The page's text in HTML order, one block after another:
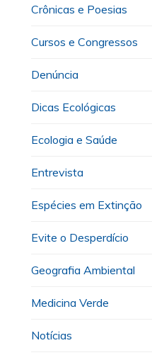
Crônicas e Poesias
Cursos e Congressos
Denúncia
Dicas Ecológicas
Ecologia e Saúde
Entrevista
Espécies em Extinção
Evite o Desperdício
Geografia Ambiental
Medicina Verde
Notícias